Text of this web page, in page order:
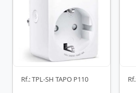
Rf.: TPL-SH TAPO P110